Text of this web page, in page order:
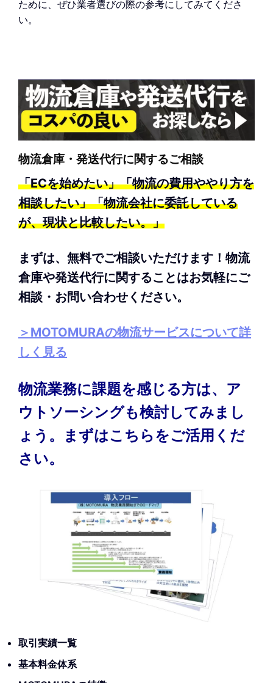
ために、ぜひ業者選びの際の参考にしてみてくださ
い。
物流倉庫・発送代行に関するご相談
「ECを始めたい」「物流の費用ややり方を
相談したい」「物流会社に委託している
が、現状と比較したい。」
まずは、無料でご相談いただけます！物流
倉庫や発送代行に関することはお気軽にご
相談・お問い合わせください。
＞MOTOMURAの物流サービスについて詳
しく見る
物流業務に課題を感じる方は、ア
ウトソーシングも検討してみまし
ょう。まずはこちらをご活用くだ
さい。
取引実績一覧
基本料金体系